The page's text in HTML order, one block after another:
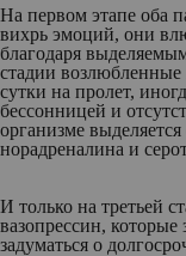
На первом этапе оба
вихрь эмоций, они
благодаря
стадии возлюбленные
сутки на пролет,
бессонницей и
организме
норадреналина и
И только на третьей
вазопрессин,
задуматься о